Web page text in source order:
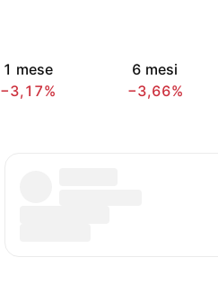
1 mese
−3,17%
6 mesi
−3,66%